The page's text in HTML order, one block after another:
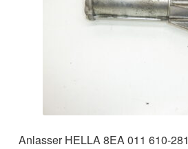
Anlasser HELLA 8EA 011 610-